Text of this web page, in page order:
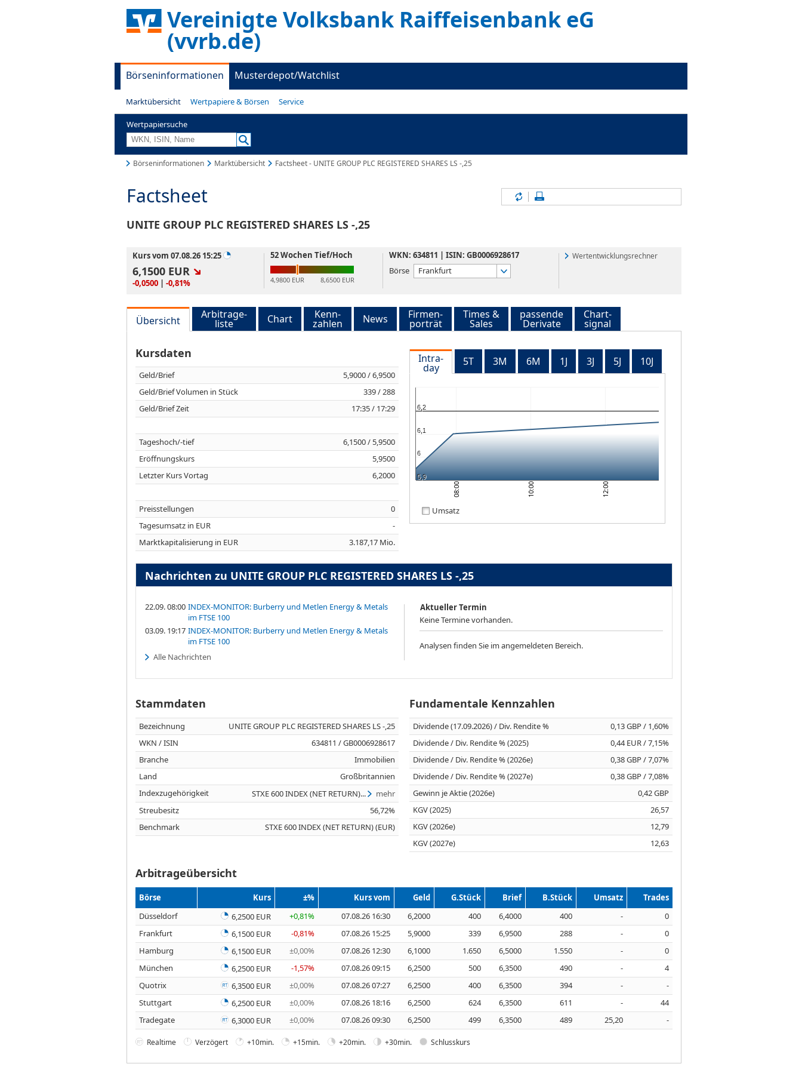
Vereinigte Volksbank Raiffeisenbank eG
(vvrb.de)
Börseninformationen Musterdepot/Watchlist
Marktübersicht Wertpapiere & Börsen Service
Wertpapiersuche
Börseninformationen Marktübersicht Factsheet - UNITE GROUP PLC REGISTERED SHARES LS -,25
Factsheet
UNITE GROUP PLC REGISTERED SHARES LS -,25
Inhalte aktualisieren
Kurs vom 07.08.26 15:25
6,1500 EUR
-0,0500 | -0,81%
52 Wochen Tief/Hoch
4,9800 EUR 8,6500 EUR
WKN: 634811 | ISIN: GB0006928617
Börse
Frankfurt
Wertentwicklungsrechner
Übersicht Arbitrage-
liste Chart Kenn-
zahlen News Firmen-
porträt
Times &
Sales
passende
Derivate
Chart-
signal
Kursdaten
Geld/Brief
5,9000 / 6,9500
Geld/Brief Volumen in Stück
339 / 288
Geld/Brief Zeit
17:35 / 17:29
Tageshoch/-tief
6,1500 / 5,9500
Eröffnungskurs
5,9500
Letzter Kurs Vortag
6,2000
Preisstellungen
0
Tagesumsatz in EUR
-
Marktkapitalisierung in EUR
3.187,17 Mio.
Intra-
day 5T 3M 6M 1J 3J 5J 10J
08:00 10:00 12:00
5,9
6
6,1
6,2
Umsatz
Nachrichten zu UNITE GROUP PLC REGISTERED SHARES LS -,25
22.09. 08:00 INDEX-MONITOR: Burberry und Metlen Energy & Metals
im FTSE 100
03.09. 19:17 INDEX-MONITOR: Burberry und Metlen Energy & Metals
im FTSE 100
Alle Nachrichten
Aktueller Termin
Keine Termine vorhanden.
Analysen finden Sie im angemeldeten Bereich.
Stammdaten
Bezeichnung
UNITE GROUP PLC REGISTERED SHARES LS -,25
WKN / ISIN
634811 / GB0006928617
Branche
Immobilien
Land
Großbritannien
Indexzugehörigkeit
STXE 600 INDEX (NET RETURN)...
mehr
Streubesitz
56,72%
Benchmark
STXE 600 INDEX (NET RETURN) (EUR)
Fundamentale Kennzahlen
Dividende (17.09.2026) / Div. Rendite %
0,13 GBP / 1,60%
Dividende / Div. Rendite % (2025)
0,44 EUR / 7,15%
Dividende / Div. Rendite % (2026e)
0,38 GBP / 7,07%
Dividende / Div. Rendite % (2027e)
0,38 GBP / 7,08%
Gewinn je Aktie (2026e)
0,42 GBP
KGV (2025)
26,57
KGV (2026e)
12,79
KGV (2027e)
12,63
Arbitrageübersicht
Börse Kurs ±% Kurs vom Geld G.Stück Brief B.Stück Umsatz
Trades
Düsseldorf
6,2500 EUR +0,81% 07.08.26 16:30 6,2000 400 6,4000 400 -
0
Frankfurt
6,1500 EUR -0,81% 07.08.26 15:25 5,9000 339 6,9500 288 -
0
Hamburg
6,1500 EUR ±0,00% 07.08.26 12:30 6,1000 1.650 6,5000 1.550 -
0
München
6,2500 EUR -1,57% 07.08.26 09:15 6,2500 500 6,3500 490 -
4
Quotrix
6,3500 EUR ±0,00% 07.08.26 07:27 6,2500 400 6,3500 394 -
-
Stuttgart
6,2500 EUR ±0,00% 07.08.26 18:16 6,2500 624 6,3500 611 -
44
Tradegate
6,3000 EUR ±0,00% 07.08.26 09:30 6,2500 499 6,3500 489 25,20 -
Realtime Verzögert +10min. +15min. +20min. +30min. Schlusskurs